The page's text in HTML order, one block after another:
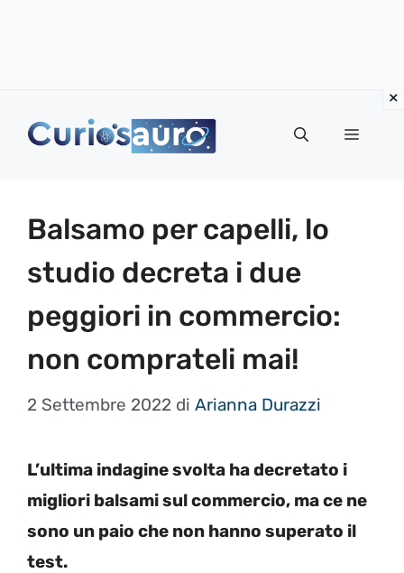
Menu
Balsamo per capelli, lo
studio decreta i due
peggiori in commercio:
non comprateli mai!
2 Settembre 2022 di Arianna Durazzi
L’ultima indagine svolta ha decretato i
migliori balsami sul commercio, ma ce ne
sono un paio che non hanno superato il
test.